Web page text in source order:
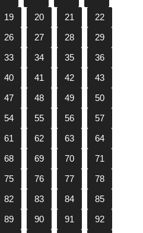
19 20 21
22
26 27 28
29
33 34 35
36
40 41 42
43
47 48 49
50
54 55 56
57
61 62 63
64
68 69 70
71
75 76 77
78
82 83 84
85
89 90 91
92